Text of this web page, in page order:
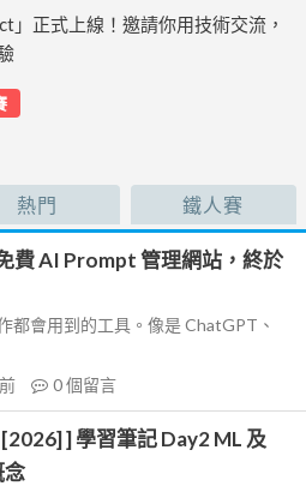
」正式上線！邀請你用技術交流，
熱門 鐵人賽
費 AI Prompt 管理網站，終於
都會用到的工具。像是 ChatGPT、
0個留言
] 學習筆記 Day2 ML 及